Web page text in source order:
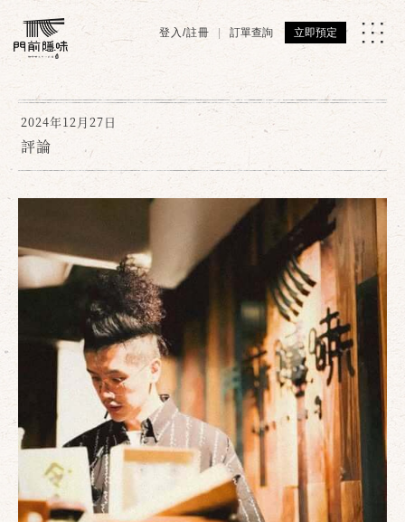
登入/註冊 訂單查詢 立即預定
2024年12月27日
評論